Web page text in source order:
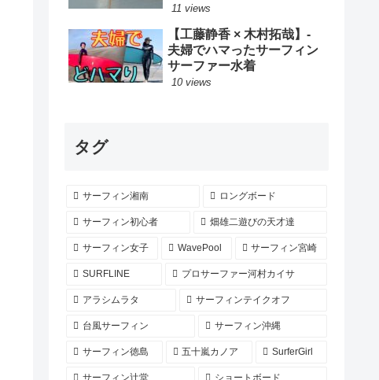
11 views
【工藤静香 × 木村拓哉】-
夫婦でハマったサーフィン
サーファー水着
10 views
タグ
サーフィン湘南 ロングボード
サーフィン初心者 畑雄二遊びの天才達
サーフィン女子 WavePool サーフィン宮崎
SURFLINE プロサーファー河村カイサ
アラシムラタ サーフィンテイクオフ
台風サーフィン サーフィン沖縄
サーフィン徳島 五十嵐カノア SurferGirl
サーフィン辻堂 ショートボード